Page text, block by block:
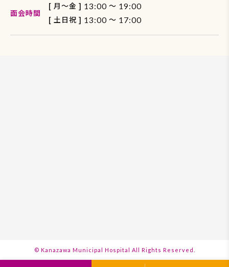
面会時間
[ 月〜金 ] 13:00 ～ 19:00
[ 土日祝 ] 13:00 ～ 17:00
© Kanazawa Municipal Hospital All Rights Reserved.